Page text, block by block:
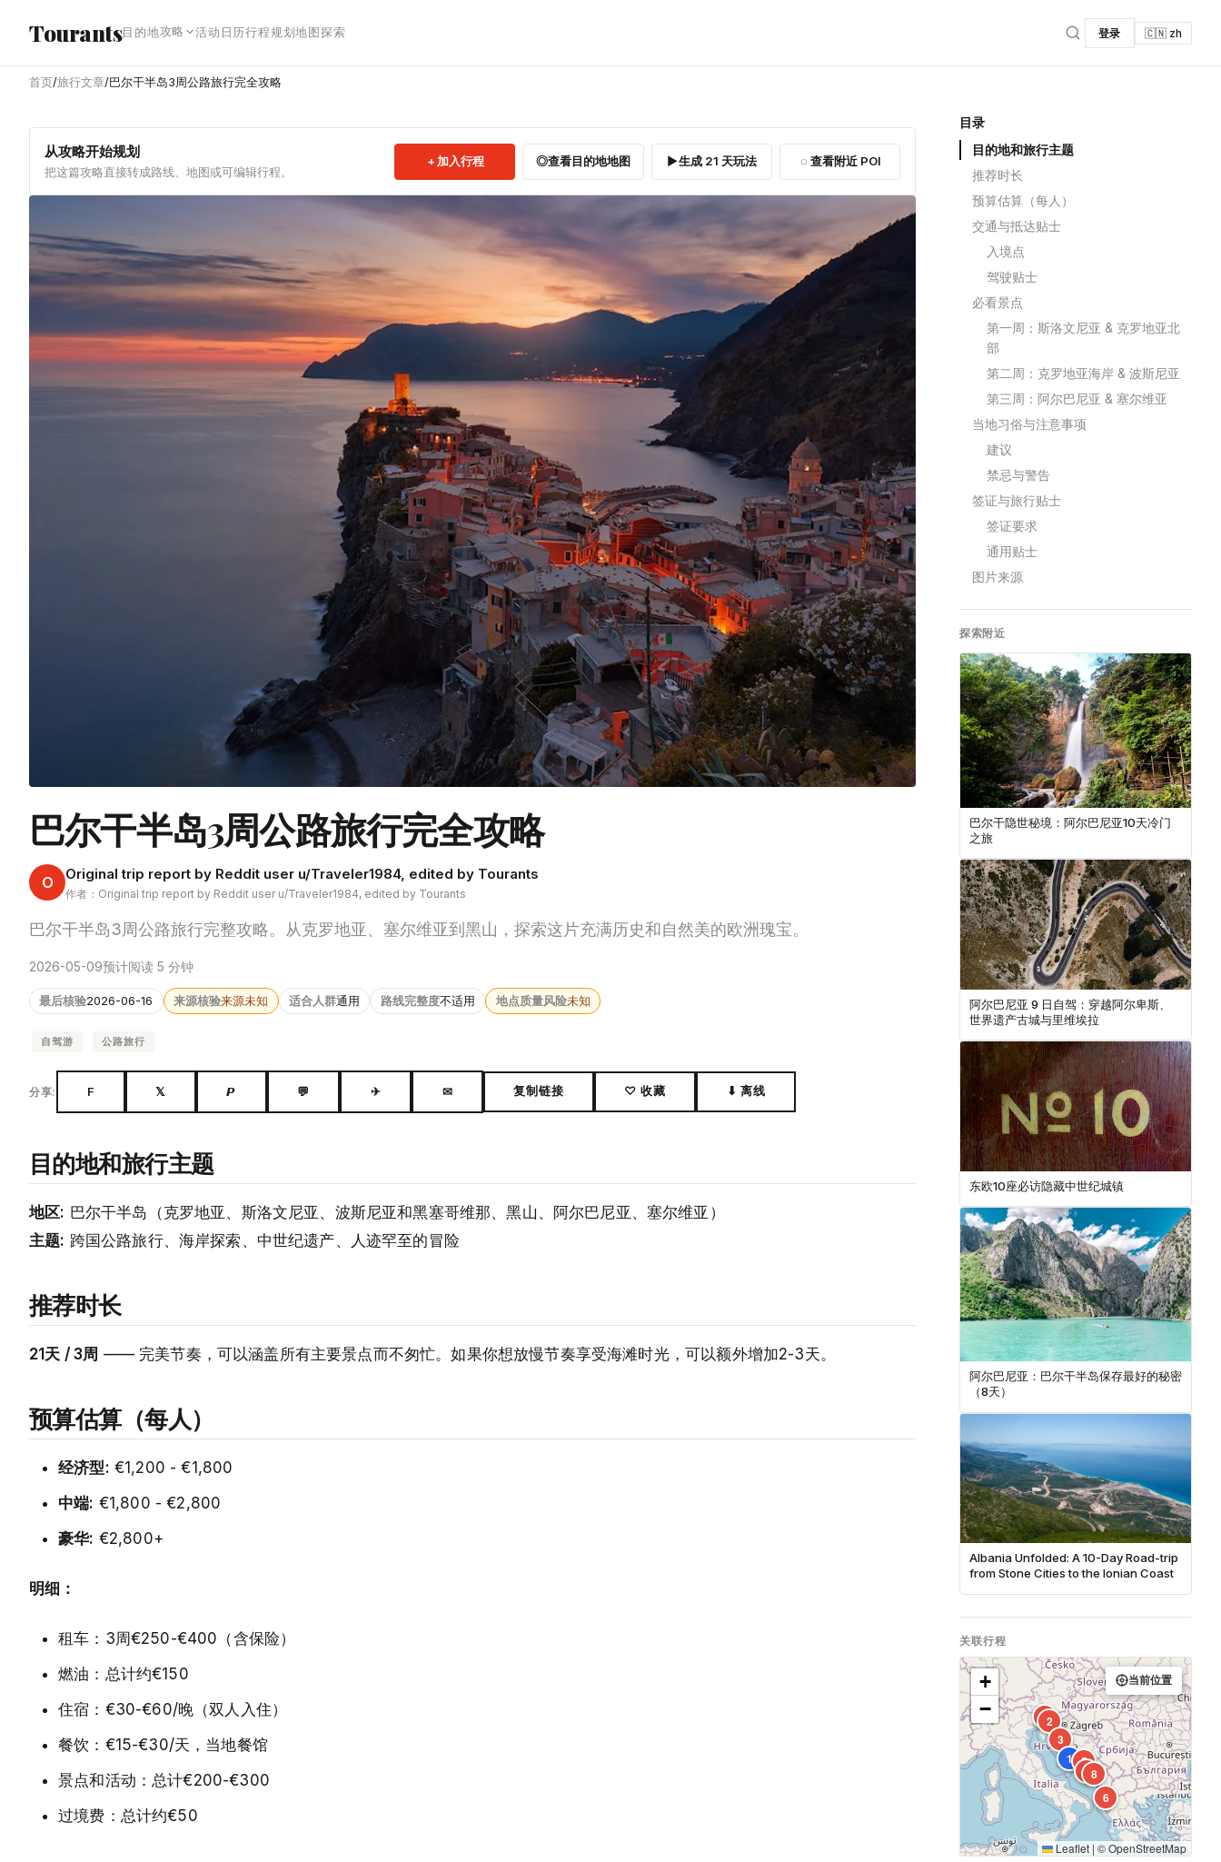
Tourants目的地攻略 活动日历行程规划地图探索 登录 🇨🇳 zh
首页/旅行文章/巴尔干半岛3周公路旅行完全攻略
从攻略开始规划
把这篇攻略直接转成路线、地图或可编辑行程。
加入行程 查看目的地地图 生成 21 天玩法 查看附近 POI
巴尔干半岛3周公路旅行完全攻略
O Original trip report by Reddit user u/Traveler1984, edited by Tourants
作者：Original trip report by Reddit user u/Traveler1984, edited by Tourants
巴尔干半岛3周公路旅行完整攻略。从克罗地亚、塞尔维亚到黑山，探索这片充满历史和自然美的欧洲瑰宝。
2026-05-09预计阅读 5 分钟
最后核验2026-06-16 来源核验来源未知 适合人群通用 路线完整度不适用 地点质量风险未知
自驾游 公路旅行
分享: F 𝕏 𝙋 💬 ✈ ✉ 复制链接 ♡ 收藏 ⬇ 离线
目的地和旅行主题
地区: 巴尔干半岛（克罗地亚、斯洛文尼亚、波斯尼亚和黑塞哥维那、黑山、阿尔巴尼亚、塞尔维亚）
主题: 跨国公路旅行、海岸探索、中世纪遗产、人迹罕至的冒险
推荐时长
21天 / 3周 —— 完美节奏，可以涵盖所有主要景点而不匆忙。如果你想放慢节奏享受海滩时光，可以额外增加2-3天。
预算估算（每人）
经济型: €1,200 - €1,800
中端: €1,800 - €2,800
豪华: €2,800+
明细：
租车：3周€250-€400（含保险）
燃油：总计约€150
住宿：€30-€60/晚（双人入住）
餐饮：€15-€30/天，当地餐馆
景点和活动：总计€200-€300
过境费：总计约€50
目录
目的地和旅行主题
推荐时长
预算估算（每人）
交通与抵达贴士
入境点
驾驶贴士
必看景点
第一周：斯洛文尼亚 & 克罗地亚北
部
第二周：克罗地亚海岸 & 波斯尼亚
第三周：阿尔巴尼亚 & 塞尔维亚
当地习俗与注意事项
建议
禁忌与警告
签证与旅行贴士
签证要求
通用贴士
图片来源
探索附近
巴尔干隐世秘境：阿尔巴尼亚10天冷门
之旅
阿尔巴尼亚 9 日自驾：穿越阿尔卑斯、
世界遗产古城与里维埃拉
东欧10座必访隐藏中世纪城镇
阿尔巴尼亚：巴尔干半岛保存最好的秘密
（8天）
Albania Unfolded: A 10-Day Road-trip
from Stone Cities to the Ionian Coast
关联行程
1
2
3
4
5
6
7
8
+
−
当前位置
Leaflet | ©OpenStreetMap